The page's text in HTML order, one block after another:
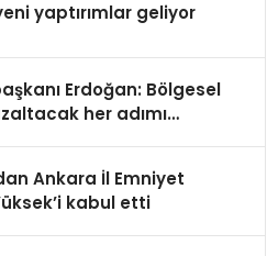
yaptırımlar geliyor
Erdoğan: Bölgesel
her adımı
Ankara İl Emniyet
kabul etti